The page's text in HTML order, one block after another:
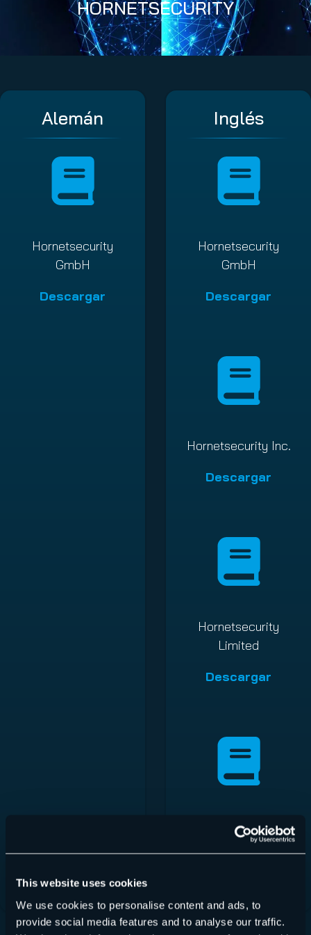
This website uses cookies
We use cookies to personalise content and ads, to
provide social media features and to analyse our traffic.
HORNETSECURITY
Alemán
Hornetsecurity
GmbH
Descargar
Inglés
Hornetsecurity
GmbH
Descargar
Hornetsecurity Inc.
Descargar
Hornetsecurity
Limited
Descargar
Hornetsecurity
Limited MT